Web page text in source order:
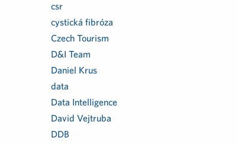
csr
cystická fibróza
Czech Tourism
D&I Team
Daniel Krus
data
Data Intelligence
David Vejtruba
DDB